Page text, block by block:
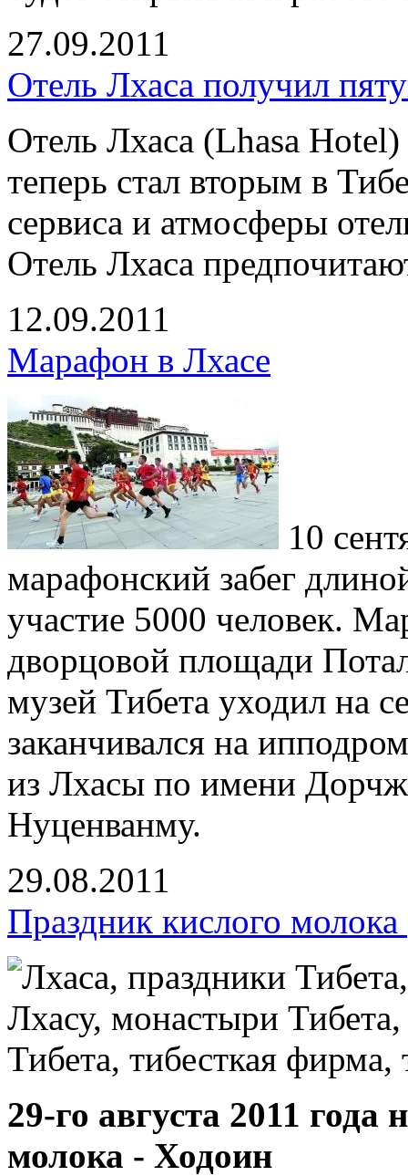
27.09.2011
Отель Лхаса получил
Отель Лхаса (Lhasa
теперь стал вторым в
сервиса и атмосферы
Отель Лхаса
12.09.2011
Марафон в Лхасе
10
марафонский забег
участие 5000 человек.
дворцовой площади
музей Тибета уходил на
заканчивался на
из Лхасы по имени
Нуценванму.
29.08.2011
Праздник кислого
29-го августа 2011 года
молока - Ходоин